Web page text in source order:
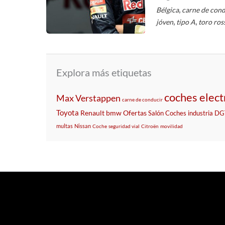
Bélgica, carne de
jóven, tipo A, toro
Explora más etiquetas
Max Verstappen carne de conducir coches
Toyota Renault bmwOfertasSalónCoches industria
multas Nissan Coche seguridad vial Citroën movilidad